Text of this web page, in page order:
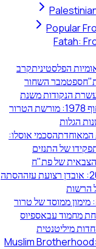
Popular
Fatah:
קרב
ספטמבר השחור
הנקודות משנת
טבח כביש החוף 1978: מורשת הטרור
הגלות
הסכמי אוסלו:
של התנזים
של פת"ח
הסתה
הרשות
ממוסד של טרור
מחמוד עבאספיוס
מיליטנטית
Muslim